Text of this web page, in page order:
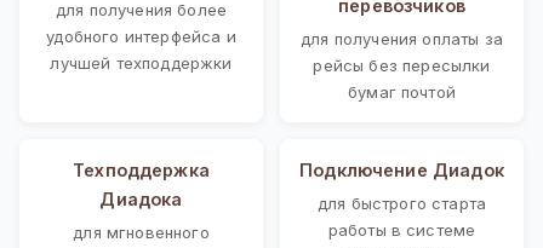
для получения более
удобного интерфейса и
лучшей техподдержки
перевозчиков
для получения оплаты за
рейсы без пересылки
бумаг почтой
Техподдержка
Диадока
для мгновенного
Подключение Диадок
для быстрого старта
работы в системе